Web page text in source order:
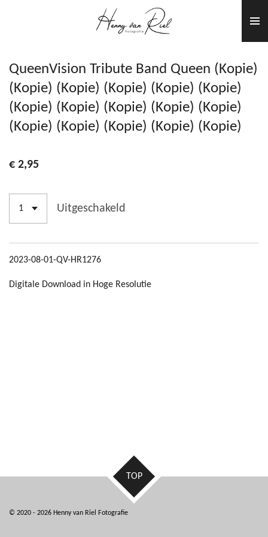
hoofdinhoud
QueenVision Tribute Band Queen (Kopie)
(Kopie) (Kopie) (Kopie) (Kopie) (Kopie)
(Kopie) (Kopie) (Kopie) (Kopie) (Kopie)
(Kopie) (Kopie) (Kopie) (Kopie) (Kopie)
€ 2,95
Uitgeschakeld
2023-08-01-QV-HR1276
Digitale Download in Hoge Resolutie
TOP
© 2020 - 2026 Henny van Riel Fotografie